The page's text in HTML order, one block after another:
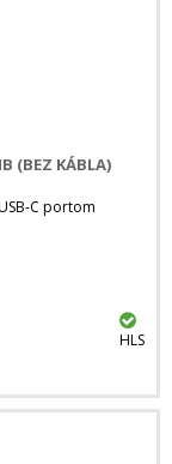
(BEZ KÁBLA)
C portom
HLS